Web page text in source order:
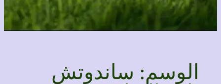
الوسم: ساندوتش